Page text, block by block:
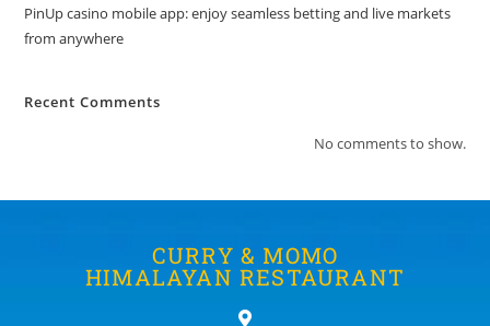
PinUp casino mobile app: enjoy seamless betting and live markets
from anywhere
Recent Comments
No comments to show.
CURRY & MOMO
HIMALAYAN RESTAURANT